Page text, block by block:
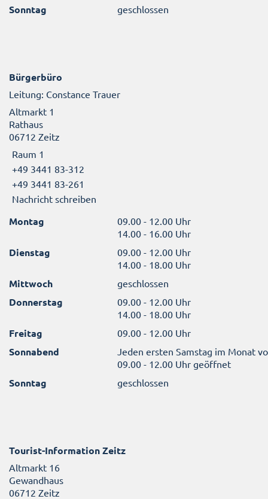
Sonntag geschlossen
Bürgerbüro
Leitung: Constance Trauer
Altmarkt 1
Rathaus
06712 Zeitz
Raum 1
+49 3441 83-312
+49 3441 83-261
Nachricht schreiben
Montag
09.00 - 12.00 Uhr
14.00 - 16.00 Uhr
Dienstag
09.00 - 12.00 Uhr
14.00 - 18.00 Uhr
Mittwoch geschlossen
Donnerstag
09.00 - 12.00 Uhr
14.00 - 18.00 Uhr
Freitag 09.00 - 12.00 Uhr
Sonnabend
Jeden ersten Samstag im Monat
09.00 - 12.00 Uhr geöffnet
Sonntag geschlossen
Tourist-Information Zeitz
Altmarkt 16
Gewandhaus
06712 Zeitz